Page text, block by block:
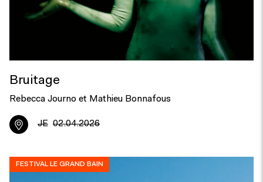
Bruitage
Rebecca Journo et Mathieu Bonnafous
JE 02.04.2026
FESTIVAL LE GRAND BAIN